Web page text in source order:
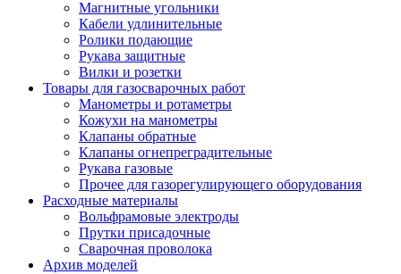
Магнитные угольники
Кабели удлинительные
Ролики подающие
Рукава защитные
Вилки и розетки
Товары для газосварочных работ
Манометры и ротаметры
Кожухи на манометры
Клапаны обратные
Клапаны огнепреградительные
Рукава газовые
Прочее для газорегулирующего оборудования
Расходные материалы
Вольфрамовые электроды
Прутки присадочные
Сварочная проволока
Архив моделей